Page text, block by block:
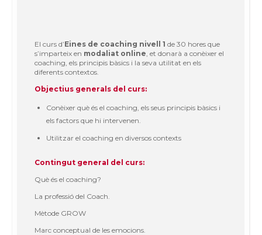
El curs d’Eines de coaching nivell 1 de 30 hores que
s’imparteix en modaliat online , et donarà a conèixer el
coaching, els principis bàsics i la seva utilitat en els
diferents contextos.
Objectius generals del curs:
Conèixer què és el coaching, els seus principis bàsics i
els factors que hi intervenen.
Utilitzar el coaching en diversos contexts
Contingut general del curs:
Què és el coaching?
La professió del Coach.
Mètode GROW
Marc conceptual de les emocions.